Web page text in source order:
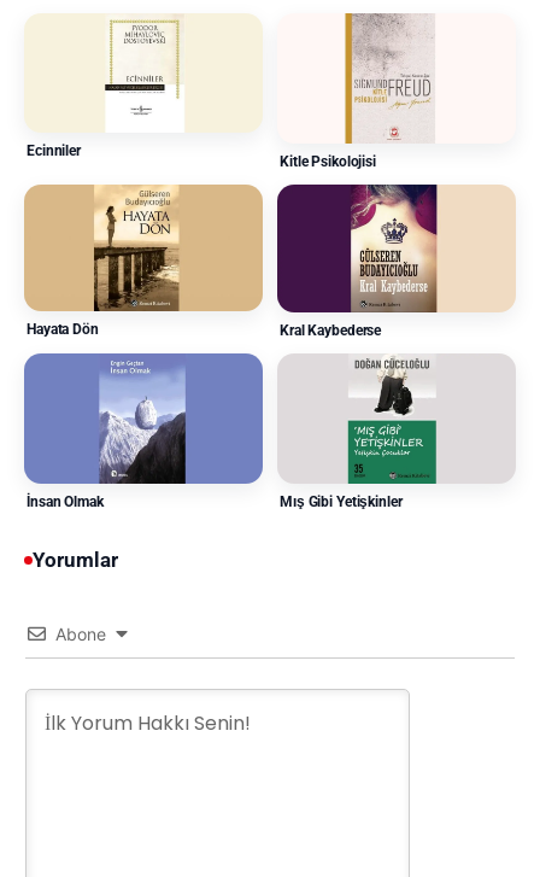
Ecinniler
Kitle Psikolojisi
Hayata Dön Kral Kaybederse
İnsan Olmak Mış Gibi Yetişkinler
Yorumlar
Abone